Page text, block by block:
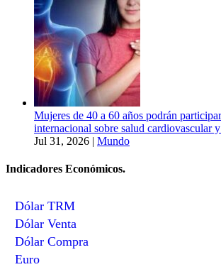
Mujeres de 40 a 60 años podrán
internacional sobre salud cardiovascular
Jul 31, 2026 | Mundo
Indicadores Económicos.
Dólar TRM
Dólar Venta
Dólar Compra
Euro